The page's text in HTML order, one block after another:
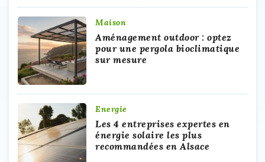
Maison
Aménagement outdoor : optez
pour une pergola bioclimatique
sur mesure
Energie
Les 4 entreprises expertes en
énergie solaire les plus
recommandées en Alsace